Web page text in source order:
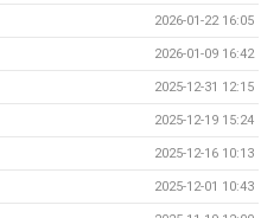
2026-01-22 16:05
2026-01-09 16:42
2025-12-31 12:15
2025-12-19 15:24
2025-12-16 10:13
2025-12-01 10:43